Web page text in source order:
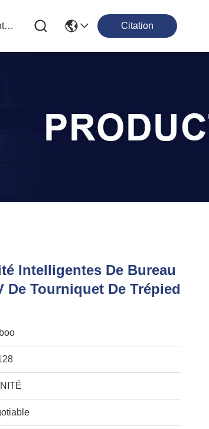
Nous Contacter Citation
Intelligentes De Bureau
De Tourniquet De Trépied